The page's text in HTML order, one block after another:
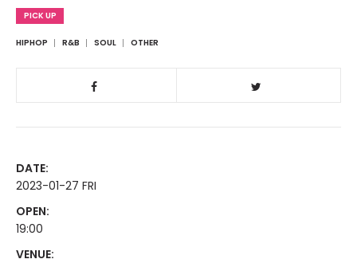
PICK UP
HIPHOP R&B SOUL OTHER
DATE:
2023-01-27 FRI
OPEN:
19:00
VENUE: